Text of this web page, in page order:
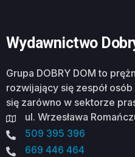
Wydawnictwo
Grupa DOBRY DOM to
rozwijający się zespół
się zarówno w sektorze
ul. Wrzesława
509 395 396
669 446 464